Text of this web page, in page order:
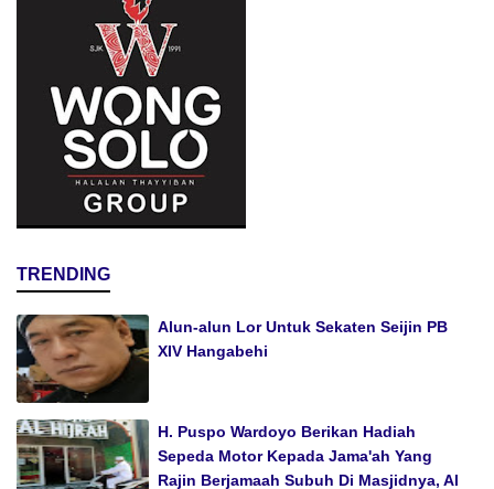
TRENDING
Alun-alun Lor Untuk Sekaten Seijin PB
XIV Hangabehi
H. Puspo Wardoyo Berikan Hadiah
Sepeda Motor Kepada Jama'ah Yang
Rajin Berjamaah Subuh Di Masjidnya, Al